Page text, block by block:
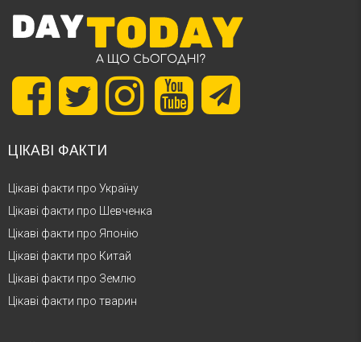
ЦІКАВІ ФАКТИ
Цікаві факти про Україну
Цікаві факти про Шевченка
Цікаві факти про Японію
Цікаві факти про Китай
Цікаві факти про Землю
Цікаві факти про тварин